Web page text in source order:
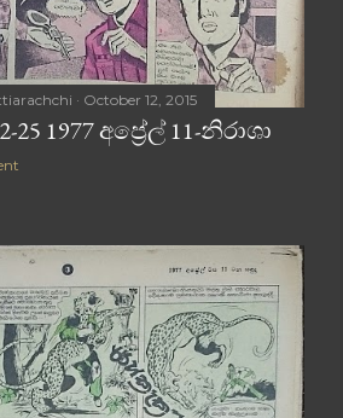
October 12, 2015
1977 අප්‍රේල් 11-නිරාශා